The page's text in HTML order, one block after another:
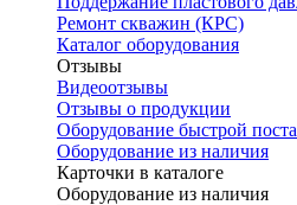
Ремонт скважин (КРС)
Каталог оборудования
Отзывы
Видеоотзывы
Отзывы о продукции
Оборудование быстрой
Оборудование из наличия
Карточки в каталоге
Оборудование из наличия